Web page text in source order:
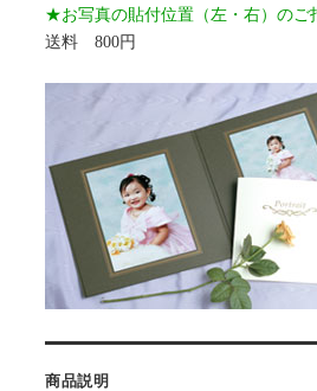
★お写真の貼付位置（左・右）のご
送料 800円
商品説明